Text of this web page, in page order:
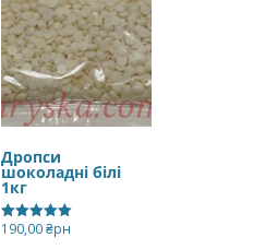
Дропси
шоколадні білі
1кг
Оцінено в
190,00₴рн